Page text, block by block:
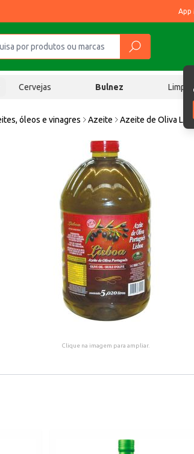
App
Cervejas Bulnez
óleos e vinagres Azeite Azeite de Oliva
Clique na imagem para ampliar.